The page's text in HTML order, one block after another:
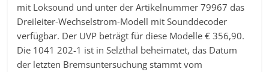
mit Loksound und unter der Artikelnummer 79967 das
Dreileiter-Wechselstrom-Modell mit Sounddecoder
verfügbar. Der UVP beträgt für diese Modelle € 356,90.
Die 1041 202-1 ist in Selzthal beheimatet, das Datum
der letzten Bremsuntersuchung stammt vom